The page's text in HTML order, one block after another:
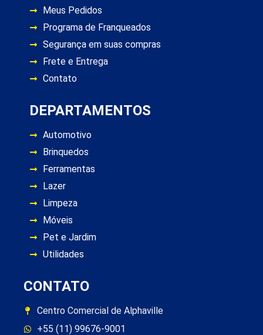
Meus Pedidos
Programa de Franqueados
Segurança em suas compras
Frete e Entrega
Contato
DEPARTAMENTOS
Automotivo
Brinquedos
Ferramentas
Lazer
Limpeza
Móveis
Pet e Jardim
Utilidades
CONTATO
Centro Comercial de Alphaville
+55 (11) 99676-9001